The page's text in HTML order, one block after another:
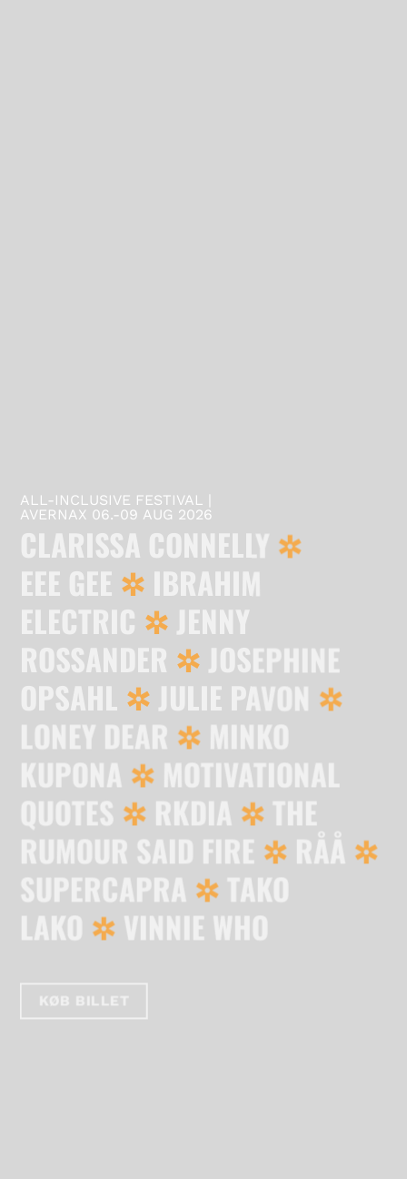
ALL-INCLUSIVE FESTIVAL |
AVERNAX 06.-09 AUG 2026
CLARISSA CONNELLY
EEE GEE
IBRAHIM
ELECTRIC
JENNY
ROSSANDER
JOSEPHINE
OPSAHL
JULIE PAVON
LONEY DEAR
MINKO
KUPONA
MOTIVATIONAL
QUOTES
RKDIA
THE
RUMOUR SAID FIRE
RÅÅ
SUPERCAPRA
TAKO
LAKO
VINNIE WHO
KØB BILLET